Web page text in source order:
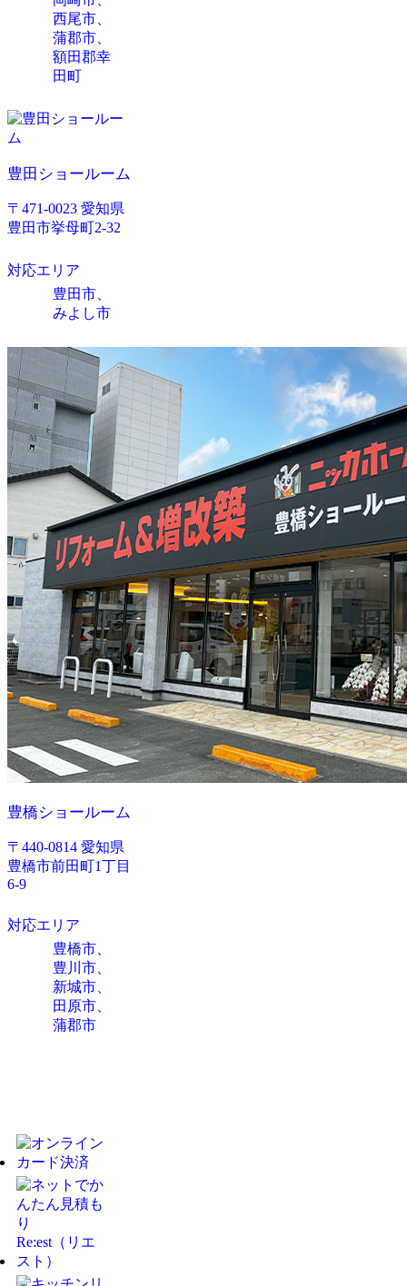
西尾市、
蒲郡市、
額田郡幸
田町
豊田ショールーム
〒471-0023 愛知県
豊田市挙母町2-32
対応エリア
豊田市、
みよし市
豊橋ショールーム
〒440-0814 愛知県
豊橋市前田町1丁目
6-9
対応エリア
豊橋市、
豊川市、
新城市、
田原市、
蒲郡市